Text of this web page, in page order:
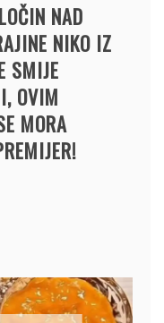
NAD
NIKO IZ
SMIJE
OVIM
MORA